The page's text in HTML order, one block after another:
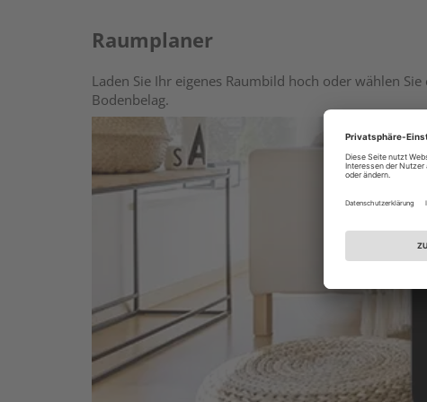
Raumplaner
Laden Sie Ihr eigenes Raumbild hoch oder wählen
Bodenbelag.